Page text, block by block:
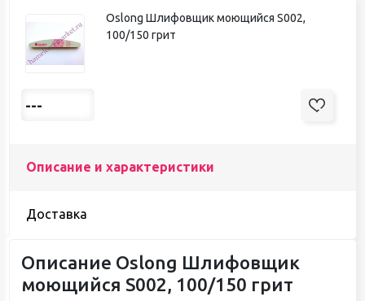
Oslong Шлифовщик моющийся S002,
100/150 грит
---
Описание и характеристики
Доставка
Описание Oslong Шлифовщик
моющийся S002, 100/150 грит